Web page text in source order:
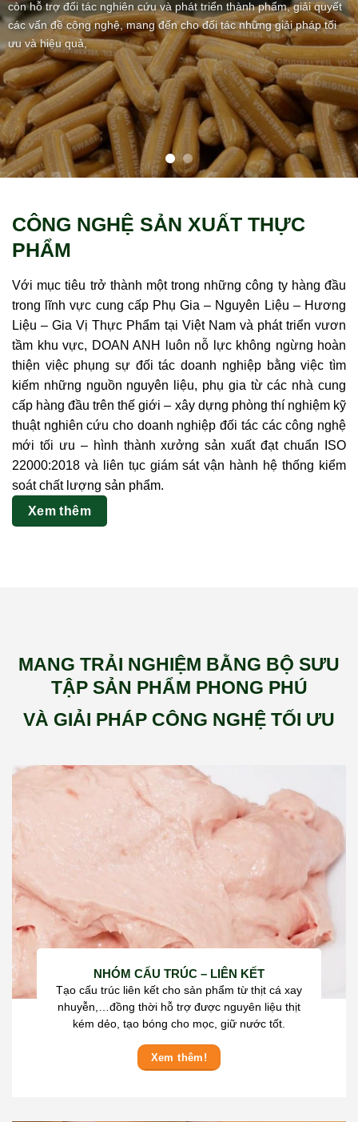
phẩm có giá trị, mang đến cho các đối tác doanh nghiệp các sản
phẩm có chất lượng ổn định và an toàn.
CÔNG NGHỆ SẢN XUẤT THỰC
PHẨM
Với mục tiêu trở thành một trong những công ty hàng đầu
trong lĩnh vực cung cấp Phụ Gia – Nguyên Liệu – Hương
Liệu – Gia Vị Thực Phẩm tại Việt Nam và phát triển vươn
tầm khu vực, DOAN ANH luôn nỗ lực không ngừng hoàn
thiện việc phụng sự đối tác doanh nghiệp bằng việc tìm
kiếm những nguồn nguyên liệu, phụ gia từ các nhà cung
cấp hàng đầu trên thế giới – xây dựng phòng thí nghiệm kỹ
thuật nghiên cứu cho doanh nghiệp đối tác các công nghệ
mới tối ưu – hình thành xưởng sản xuất đạt chuẩn ISO
22000:2018 và liên tục giám sát vận hành hệ thống kiểm
soát chất lượng sản phẩm.
Xem thêm
MANG TRẢI NGHIỆM BẰNG BỘ SƯU
TẬP SẢN PHẨM PHONG PHÚ
VÀ GIẢI PHÁP CÔNG NGHỆ TỐI ƯU
NHÓM CẤU TRÚC – LIÊN KẾT
Tạo cấu trúc liên kết cho sản phẩm từ thịt cá xay
nhuyễn,…đồng thời hỗ trợ được nguyên liệu thịt
kém dẻo, tạo bóng cho mọc, giữ nước tốt.
Xem thêm!